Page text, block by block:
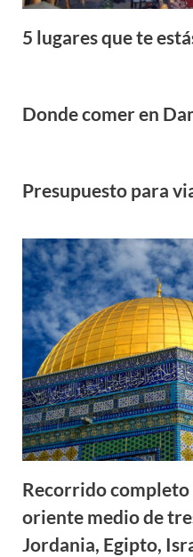
5 lugares que te
Donde comer en
Presupuesto para
Recorrido completo
oriente medio de
Jordania, Egipto,